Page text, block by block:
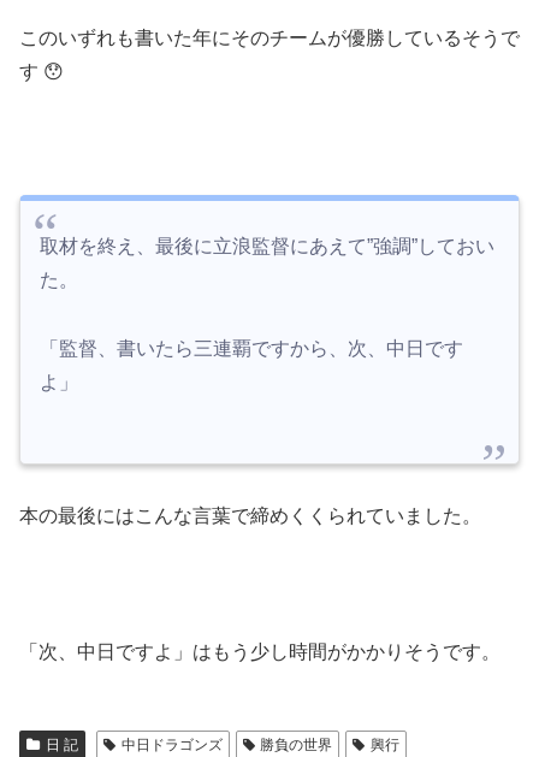
このいずれも書いた年にそのチームが優勝しているそうで
す 😯
取材を終え、最後に立浪監督にあえて”強調”しておい
た。
「監督、書いたら三連覇ですから、次、中日です
よ」
本の最後にはこんな言葉で締めくくられていました。
「次、中日ですよ」はもう少し時間がかかりそうです。
日 記 中日ドラゴンズ 勝負の世界 興行